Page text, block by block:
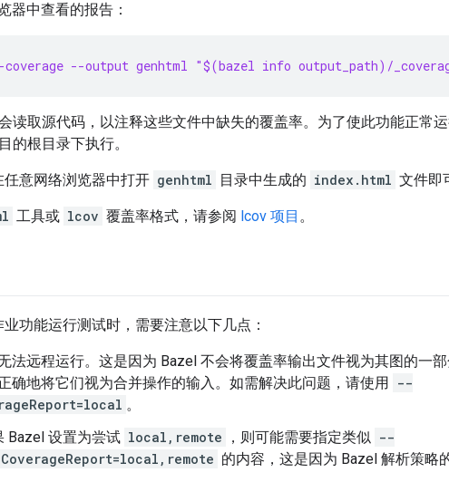
器中查看的报告：
--output genhtml "$(bazel info output_path)/
读取源代码，以注释这些文件中缺失的覆盖率。为了使此功能正常
的根目录下执行。
意网络浏览器中打开 genhtml 目录中生成的 index.html 文件即
工具或 lcov 覆盖率格式，请参阅 lcov 项目 。
功能运行测试时，需要注意以下几点：
法远程运行。这是因为 Bazel 不会将覆盖率输出文件视为其图的一
确地将它们视为合并操作的输入。如需解决此问题，请使用 --
。
Bazel 设置为尝试 local,remote ，则可能需要指定类似 --
的内容，这是因为 Bazel 解析策略